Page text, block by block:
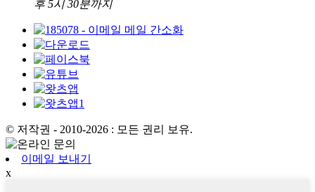
후 5시 30분까지
© 저작권 - 2010-2026 : 모든 권리 보유.
이메일 보내기
x